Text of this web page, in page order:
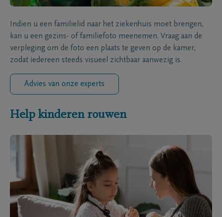
Indien u een familielid naar het ziekenhuis moet brengen,
kan u een gezins- of familiefoto meenemen. Vraag aan de
verpleging om de foto een plaats te geven op de kamer,
zodat iedereen steeds visueel zichtbaar aanwezig is.
Advies van onze experts
Help kinderen rouwen